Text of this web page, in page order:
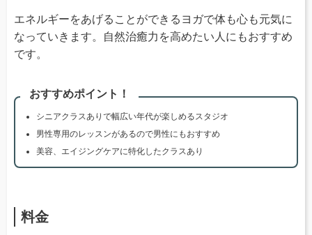
エネルギーをあげることができるヨガで体も心も元気に
なっていきます。自然治癒力を高めたい人にもおすすめ
です。
おすすめポイント！
シニアクラスありで幅広い年代が楽しめるスタジオ
男性専用のレッスンがあるので男性にもおすすめ
美容、エイジングケアに特化したクラスあり
料金